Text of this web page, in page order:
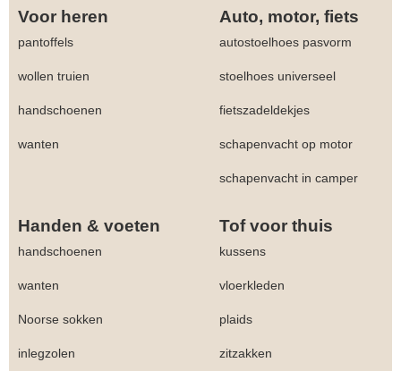
Voor heren Auto, motor, fiets
pantoffels autostoelhoes pasvorm
wollen truien stoelhoes universeel
handschoenen fietszadeldekjes
wanten schapenvacht op motor
schapenvacht in camper
Handen & voeten Tof voor thuis
handschoenen kussens
wanten vloerkleden
Noorse sokken plaids
inlegzolen zitzakken